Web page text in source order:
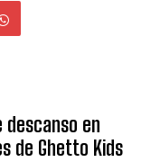
en
de Ghetto Kids